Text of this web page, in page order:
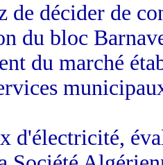
de décider de
du bloc
du marché
d'électricité,